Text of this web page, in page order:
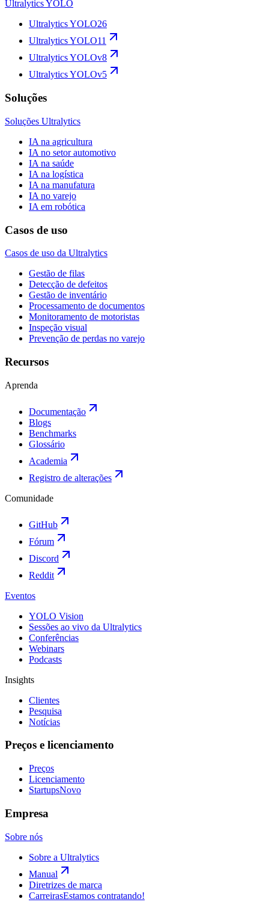
Ultralytics YOLO
Ultralytics YOLO26
Ultralytics YOLO11
Ultralytics YOLOv8
Ultralytics YOLOv5
Soluções
Soluções Ultralytics
IA na agricultura
IA no setor automotivo
IA na saúde
IA na logística
IA na manufatura
IA no varejo
IA em robótica
Casos de uso
Casos de uso da Ultralytics
Gestão de filas
Detecção de defeitos
Gestão de inventário
Processamento de documentos
Monitoramento de motoristas
Inspeção visual
Prevenção de perdas no varejo
Recursos
Aprenda
Documentação
Blogs
Benchmarks
Glossário
Academia
Registro de alterações
Comunidade
GitHub
Fórum
Discord
Reddit
Eventos
YOLO Vision
Sessões ao vivo da Ultralytics
Conferências
Webinars
Podcasts
Insights
Clientes
Pesquisa
Notícias
Preços e licenciamento
Preços
Licenciamento
StartupsNovo
Empresa
Sobre nós
Sobre a Ultralytics
Manual
Diretrizes de marca
CarreirasEstamos contratando!